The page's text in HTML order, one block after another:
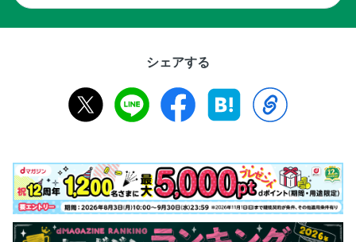
シェアする